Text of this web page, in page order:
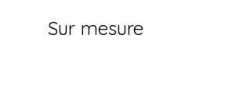
Sur mesure